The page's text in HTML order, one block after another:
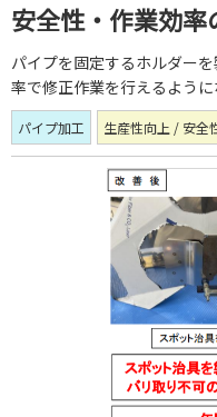
安全性・作業効率
パイプを固定するホルダー
率で修正作業を行えるように
パイプ加工 生産性向上 / 安全